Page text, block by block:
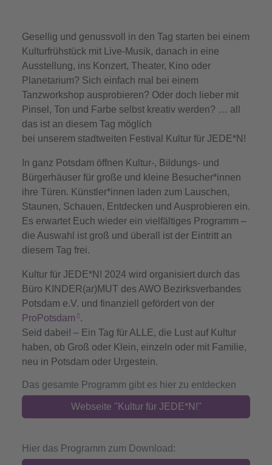
Gesellig und genussvoll in den Tag starten bei einem
Kulturfrühstück mit Live-Musik, danach in eine
Ausstellung, ins Konzert, Theater, Kino oder
Planetarium? Sich einfach mal bei einem
Tanzworkshop ausprobieren? Oder doch lieber mit
Pinsel, Ton und Farbe selbst kreativ werden? … all
das ist an diesem Tag möglich
bei unserem stadtweiten Festival Kultur für JEDE*N!
In ganz Potsdam öffnen Kultur-, Bildungs- und
Bürgerhäuser für große und kleine Besucher*innen
ihre Türen. Künstler*innen laden zum Lauschen,
Staunen, Schauen, Entdecken und Ausprobieren ein.
Es erwartet Euch wieder ein vielfältiges Programm –
die Auswahl ist groß und überall ist der Eintritt an
diesem Tag frei.
Kultur für JEDE*N! 2024 wird organisiert durch das
Büro KINDER(ar)MUT des AWO Bezirksverbandes
Potsdam e.V. und finanziell gefördert von der
ProPotsdam .
Seid dabei! – Ein Tag für ALLE, die Lust auf Kultur
haben, ob Groß oder Klein, einzeln oder mit Familie,
neu in Potsdam oder Urgestein.
Das gesamte Programm gibt es hier zu entdecken
Webseite "Kultur für JEDE*N!"
Hier das Programm zum Download: